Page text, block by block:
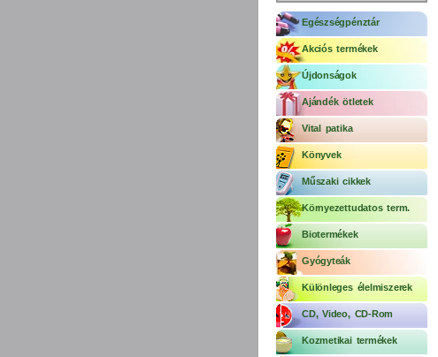
Egészségpénztár
Akciós termékek
Újdonságok
Ajándék ötletek
Vital patika
Könyvek
Műszaki cikkek
Környezettudatos term.
Biotermékek
Gyógyteák
Különleges élelmiszerek
CD, Video, CD-Rom
Kozmetikai termékek